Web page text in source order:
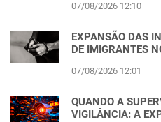
07/08/2026 12:10
EXPANSÃO DAS
DE IMIGRANTES
07/08/2026 12:01
QUANDO A
VIGILÂNCIA: A